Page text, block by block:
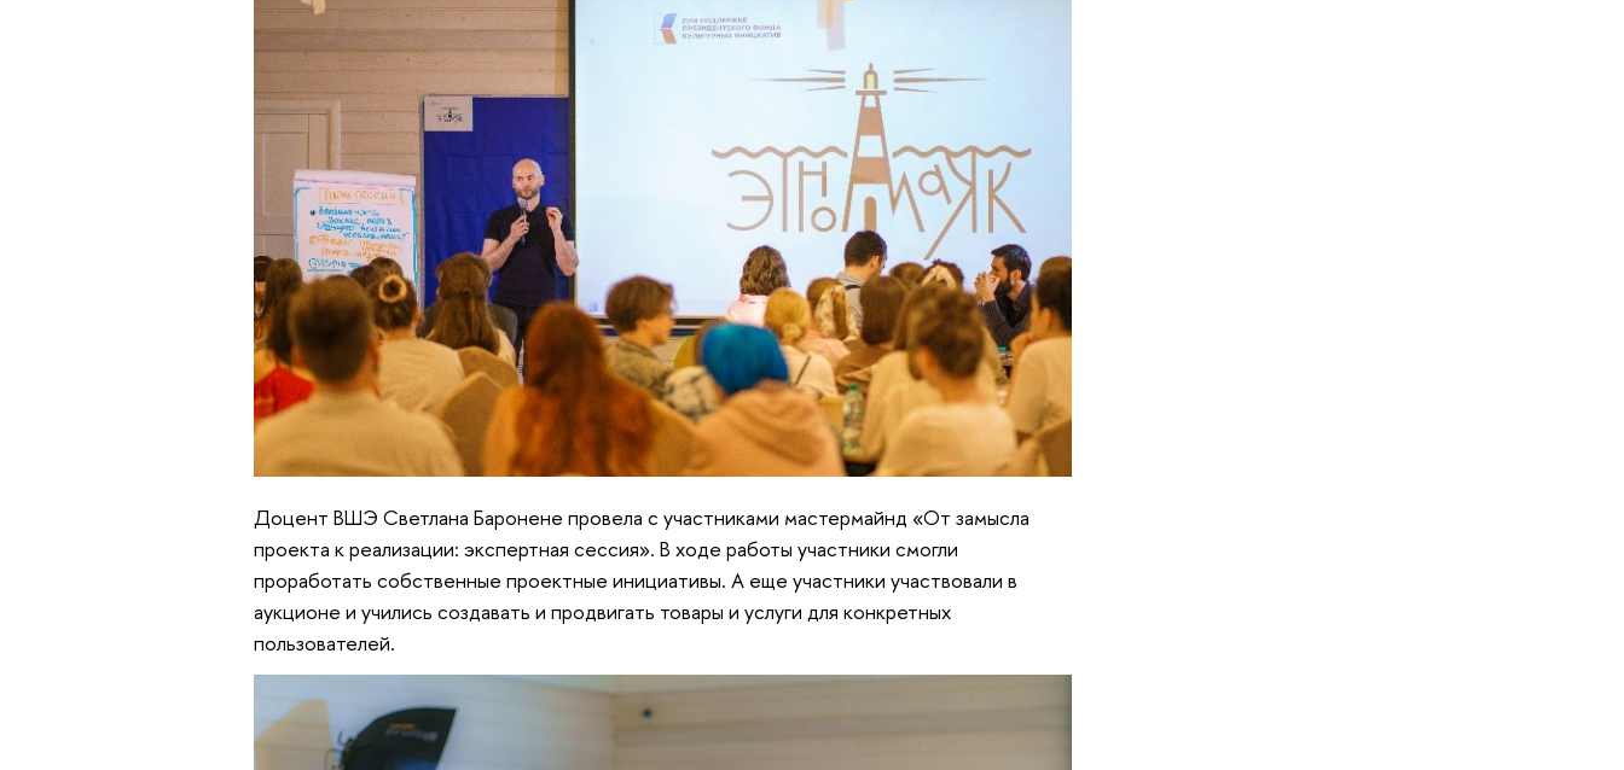
Доцент ВШЭ Светлана Баронене провела с участниками мастермайнд «От замысла
проекта к реализации: экспертная сессия». В ходе работы участники смогли
проработать собственные проектные инициативы. А еще участники участвовали в
аукционе и учились создавать и продвигать товары и услуги для конкретных
пользователей.